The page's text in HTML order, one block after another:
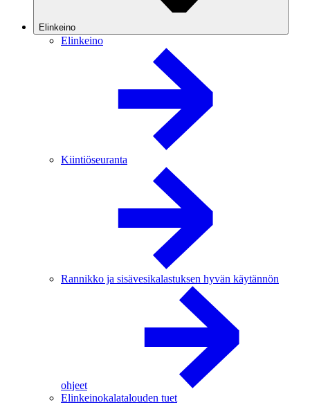
Elinkeino
Elinkeino
Kiintiöseuranta
Rannikko ja sisävesikalastuksen hyvän käytännön
ohjeet
Elinkeinokalatalouden tuet